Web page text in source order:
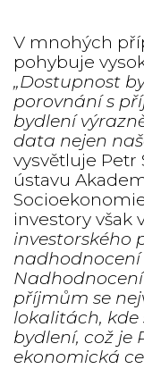
V mnohých
pohybuje
„Dostupnost
porovnání s
bydlení
data nejen
vysvětluje Petr
ústavu
investory však
investorského
nadhodnocení
příjmům se
lokalitách, kde
bydlení, což je
ekonomická